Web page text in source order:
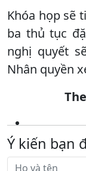
Khóa họp sẽ
ba thủ tục
nghị quyết
Nhân quyền
Ý kiến bạn